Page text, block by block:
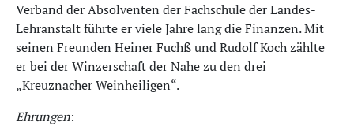
Verband der Absolventen der Fachschule der Landes-
Lehranstalt führte er viele Jahre lang die Finanzen. Mit
seinen Freunden Heiner Fuchß und Rudolf Koch zählte
er bei der Winzerschaft der Nahe zu den drei
„Kreuznacher Weinheiligen“.
Ehrungen: